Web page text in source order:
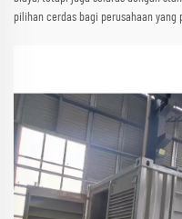
pilihan cerdas bagi perusahaan yang